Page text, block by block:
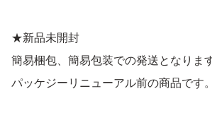
★新品未開封
簡易梱包、簡易包装での発送となります
パッケジーリニューアル前の商品です。